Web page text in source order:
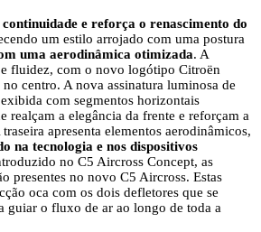
e reforça o renascimento do
um estilo arrojado com uma postura
uma aerodinâmica otimizada. A
fluidez, com o novo logótipo Citroën
centro. A nova assinatura luminosa de
com segmentos horizontais
realçam a elegância da frente e reforçam a
apresenta elementos aerodinâmicos,
na tecnologia e nos dispositivos
no C5 Aircross Concept, as
presentes no novo C5 Aircross. Estas
oca com os dois defletores que se
guiar o fluxo de ar ao longo de toda a